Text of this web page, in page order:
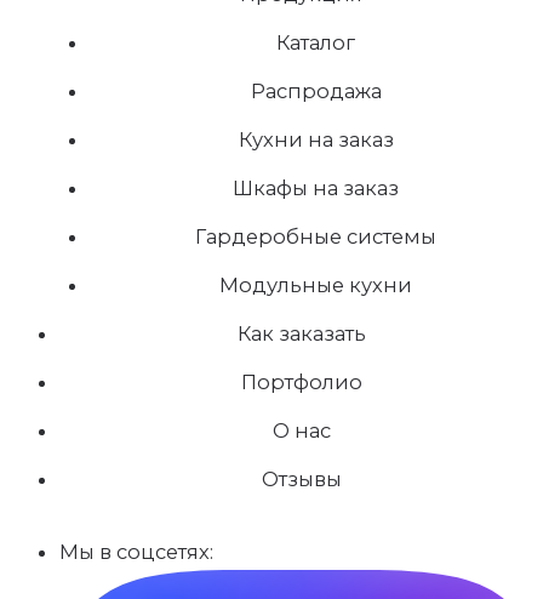
Каталог
Распродажа
Кухни на заказ
Шкафы на заказ
Гардеробные системы
Модульные кухни
Как заказать
Портфолио
О нас
Отзывы
Мы в соцсетях: